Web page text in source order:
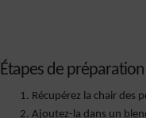
Étapes de préparation
Récupérez la chair des
Ajoutez-la dans un